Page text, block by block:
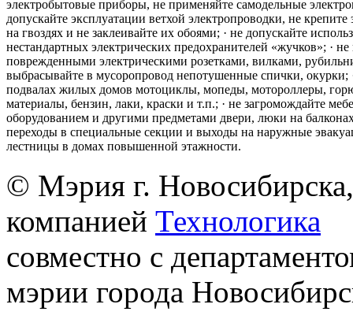
электробытовые приборы, не применяйте самодельные
допускайте эксплуатации ветхой электропроводки, не крепите
на гвоздях и не заклеивайте их обоями; · не допускайте
нестандартных электрических предохранителей «жучков»; · не
поврежденными электрическими розетками, вилками,
выбрасывайте в мусоропровод непотушенные спички, окурки;
подвалах жилых домов мотоциклы, мопеды, мотороллеры,
материалы, бензин, лаки, краски и т.п.; · не загромождайте
оборудованием и другими предметами двери, люки на
переходы в специальные секции и выходы на наружные
лестницы в домах повышенной этажности.
© Мэрия г.
компанией Технологика
совместно с
мэрии города